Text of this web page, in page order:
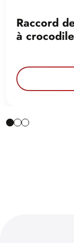
Raccord
à crocodile